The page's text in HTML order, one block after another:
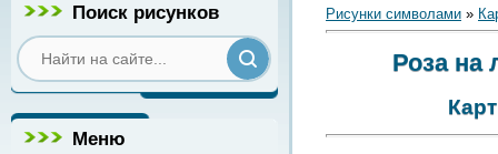
Поиск рисунков
Меню
Рисунки символами »
Роза на